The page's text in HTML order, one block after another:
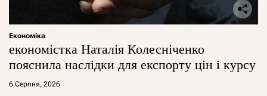
Економіка
економістка Наталія Колесніченко
пояснила наслідки для експорту цін і курсу
6 Серпня, 2026